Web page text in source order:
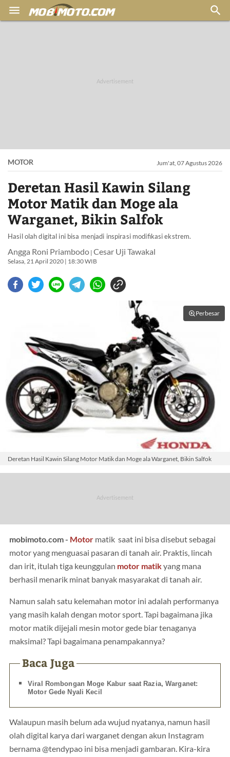
 
MOTOR Jum'at, 07 Agustus 2026
Deretan Hasil Kawin Silang
Motor Matik dan Moge ala
Warganet, Bikin Salfok
Hasil olah digital ini bisa menjadi inspirasi modifikasi ekstrem.
Angga Roni Priambodo | Cesar Uji Tawakal
Selasa, 21 April 2020 | 18:30 WIB
Perbesar
Deretan Hasil Kawin Silang Motor Matik dan Moge ala Warganet, Bikin Salfok
mobimoto.com - Motor matik saat ini bisa disebut sebagai
motor yang menguasai pasaran di tanah air. Praktis, lincah
dan irit, itulah tiga keunggulan motor matikyang mana
berhasil menarik minat banyak masyarakat di tanah air.
Namun salah satu kelemahan motor ini adalah performanya
yang masih kalah dengan motor sport. Tapi bagaimana jika
motor matik dijejali mesin motor gede biar tenaganya
maksimal? Tapi bagaimana penampakannya?
Baca Juga
Viral Rombongan Moge Kabur saat Razia, Warganet:
Motor Gede Nyali Kecil
Walaupun masih belum ada wujud nyatanya, namun hasil
olah digital karya dari warganet dengan akun Instagram
bernama @tendypao ini bisa menjadi gambaran. Kira-kira